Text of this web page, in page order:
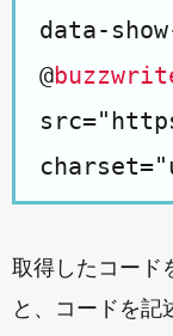
data-
@
取得したコード
と、コードを記